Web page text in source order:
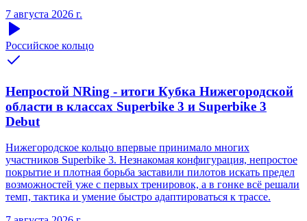
7 августа 2026 г.
Российское кольцо
Непростой NRing - итоги Кубка Нижегородской
области в классах Superbike 3 и Superbike 3
Debut
Нижегородское кольцо впервые принимало многих
участников Superbike 3. Незнакомая конфигурация, непростое
покрытие и плотная борьба заставили пилотов искать предел
возможностей уже с первых тренировок, а в гонке всё решали
темп, тактика и умение быстро адаптироваться к трассе.